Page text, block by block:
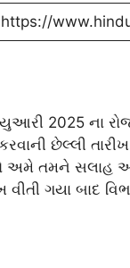
https://
2025 ના
છેલ્લી
તો અમે તમને
વીતી ગયા બાદ